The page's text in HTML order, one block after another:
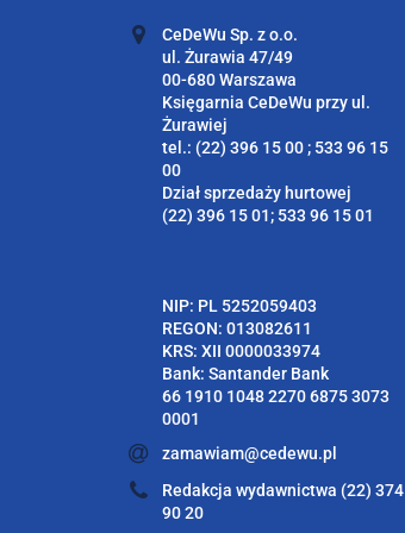
CeDeWu Sp. z o.o.
ul. Żurawia 47/49
00-680 Warszawa
Księgarnia CeDeWu przy ul.
Żurawiej
tel.: (22) 396 15 00 ; 533 96 15
00
Dział sprzedaży hurtowej
(22) 396 15 01; 533 96 15 01
NIP: PL 5252059403
REGON: 013082611
KRS: XII 0000033974
Bank: Santander Bank
66 1910 1048 2270 6875 3073
0001
zamawiam@cedewu.pl
Redakcja wydawnictwa (22) 374
90 20